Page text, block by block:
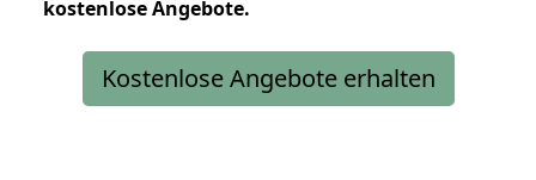
kostenloseAngebote.
Kostenlose Angebote erhalten